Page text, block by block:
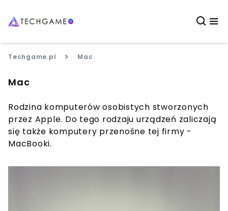
Techgame.pl > Mac
Mac
Rodzina komputerów osobistych stworzonych
przez Apple. Do tego rodzaju urządzeń zaliczają
się także komputery przenośne tej firmy -
MacBooki.